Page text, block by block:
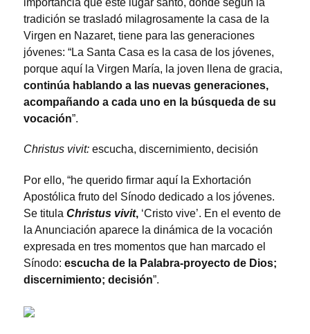
tradición se trasladó milagrosamente la casa de la
Virgen en Nazaret, tiene para las generaciones
jóvenes: “La Santa Casa es la casa de los jóvenes,
porque aquí la Virgen María, la joven llena de gracia,
continúa hablando a las nuevas generaciones,
acompañando a cada uno en la búsqueda de su
vocación”.
Christus vivit: escucha, discernimiento, decisión
Por ello, “he querido firmar aquí la Exhortación
Apostólica fruto del Sínodo dedicado a los jóvenes.
Se titula Christus vivit, ‘Cristo vive’. En el evento de
la Anunciación aparece la dinámica de la vocación
expresada en tres momentos que han marcado el
Sínodo: escucha de la Palabra-proyecto de Dios;
discernimiento; decisión”.